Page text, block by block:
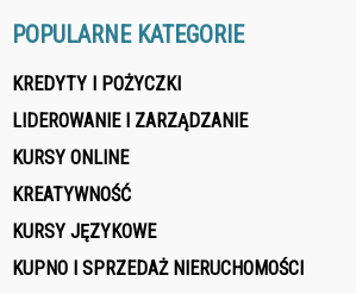
POPULARNE KATEGORIE
KREDYTY I POŻYCZKI
LIDEROWANIE I ZARZĄDZANIE
KURSY ONLINE
KREATYWNOŚĆ
KURSY JĘZYKOWE
KUPNO I SPRZEDAŻ NIERUCHOMOŚCI